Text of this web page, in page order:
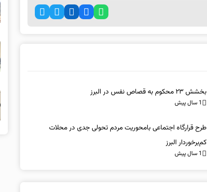
بخشش ۲۳ محکوم به قصاص نفس در البرز
1 سال پیش
طرح قرارگاه اجتماعی بامحوریت مردم تحولی جدی در محلات
کم‌برخوردار البرز
1 سال پیش